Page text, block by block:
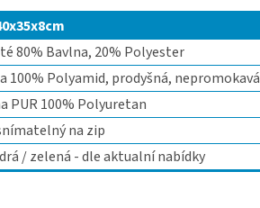
80% Bavlna, 20% Polyester
100% Polyamid, prodyšná, nepromokavá
PUR 100% Polyuretan
na zip
/ zelená - dle aktualní nabídky